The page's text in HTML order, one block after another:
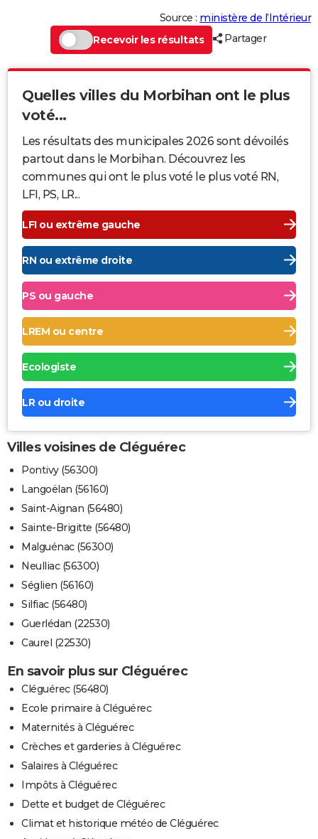
Source : ministère de l’Intérieur
Recevoir les résultats
Partager
Quelles villes du Morbihan ont le plus
voté...
Les résultats des municipales 2026 sont dévoilés
partout dans le Morbihan. Découvrez les
communes qui ont le plus voté le plus voté RN,
LFI, PS, LR...
LFI ou extrême gauche
RN ou extrême droite
PS ou gauche
LREM ou centre
Ecologiste
LR ou droite
Villes voisines de Cléguérec
Pontivy (56300)
Langoëlan (56160)
Saint-Aignan (56480)
Sainte-Brigitte (56480)
Malguénac (56300)
Neulliac (56300)
Séglien (56160)
Silfiac (56480)
Guerlédan (22530)
Caurel (22530)
En savoir plus sur Cléguérec
Cléguérec (56480)
Ecole primaire à Cléguérec
Maternités à Cléguérec
Crèches et garderies à Cléguérec
Salaires à Cléguérec
Impôts à Cléguérec
Dette et budget de Cléguérec
Climat et historique météo de Cléguérec